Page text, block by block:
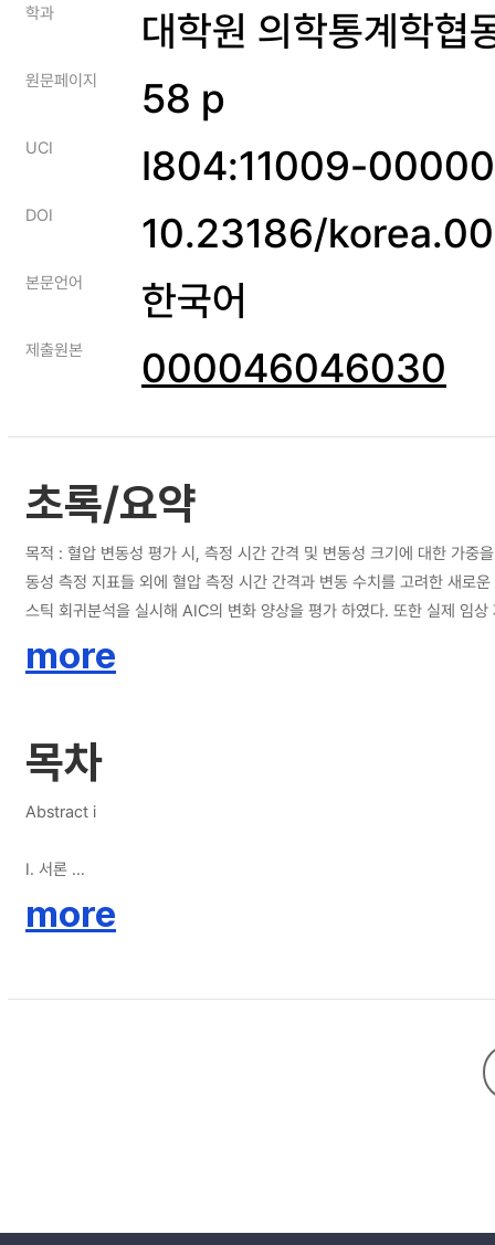
학과 대학원 의학통계학협
원문페이지 58 p
UCI I804:11009-
DOI 10.23186/
본문언어 한국어
제출원본 000046046030
초록/요약
목적 : 혈압 변동성 평가 시, 측정 시간 간격 및 변동성 크기에 대한 가중을 부여하는
동성 측정 지표들 외에 혈압 측정 시간 간격과 변동 수치를 고려한 새로
스틱 회귀분석을 실시해 AIC의 변화 양상을 평가 하였다. 또한 실제 임
이 임상적 결과에 미치는 영향을 평가하고자 할 때 이들 가중치를 반영한 지표들의 활용을 추천한다. 결론 : 본 연구에서는 혈압 변동성을 나타내는 지표들의 적합성을 비교
more
목차
Abstract i
Ⅰ. 서론
Ⅱ. 연구방법
more